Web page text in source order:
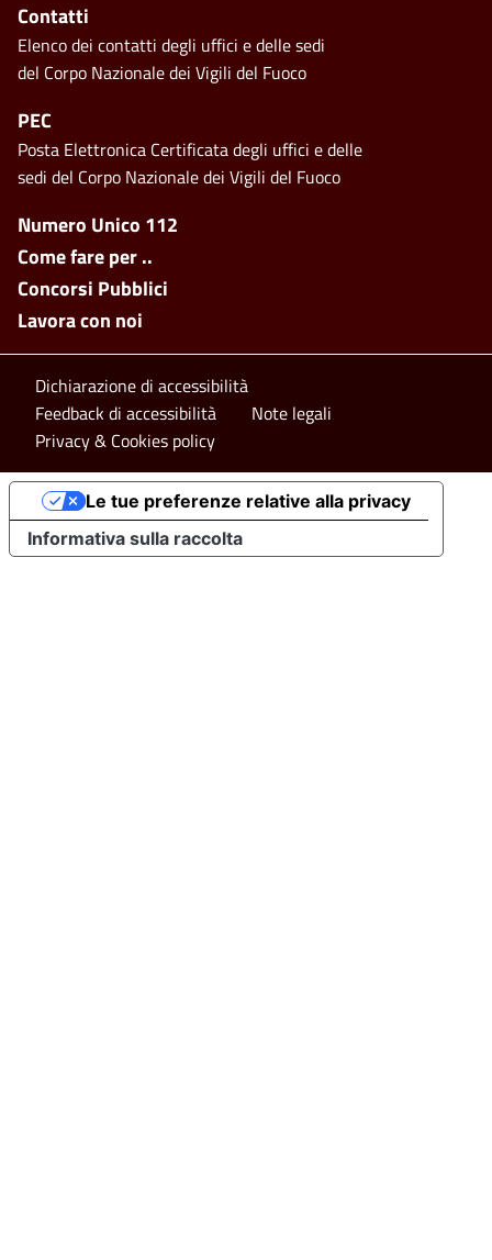
Footer side menu
Numero Unico 112
Come fare per ..
Concorsi Pubblici
Lavora con noi
Contatti
Elenco dei contatti degli uffici e delle sedi
del Corpo Nazionale dei Vigili del Fuoco
PEC
Posta Elettronica Certificata degli uffici e delle
sedi del Corpo Nazionale dei Vigili del Fuoco
Footer bottom
Dichiarazione di accessibilità
Feedback di accessibilità
Note legali
Privacy & Cookies policy
Informativa sulla raccolta
Le tue preferenze relative alla privacy